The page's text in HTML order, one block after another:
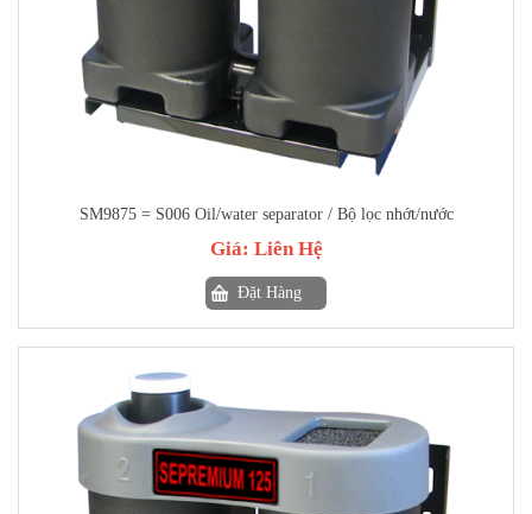
SM9875 = S006 Oil/water separator / Bộ lọc nhớt/nước
Giá: Liên Hệ
Đặt Hàng